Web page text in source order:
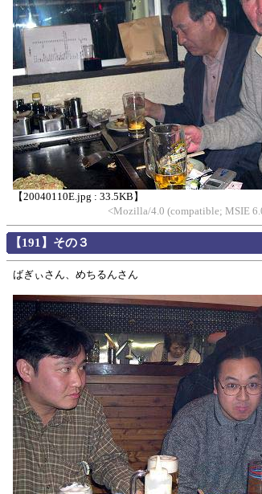
【20040110E.jpg : 33.5KB】
<Mozilla/4.0 (compatible; MSIE
【191】その３
ばぎぃさん、めちるんさん